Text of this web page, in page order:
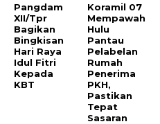
Pangdam
XII/Tpr
Bagikan
Bingkisan
Hari Raya
Idul Fitri
Kepada
KBT
Koramil 07
Mempawah
Hulu
Pantau
Pelabelan
Rumah
Penerima
PKH,
Pastikan
Tepat
Sasaran